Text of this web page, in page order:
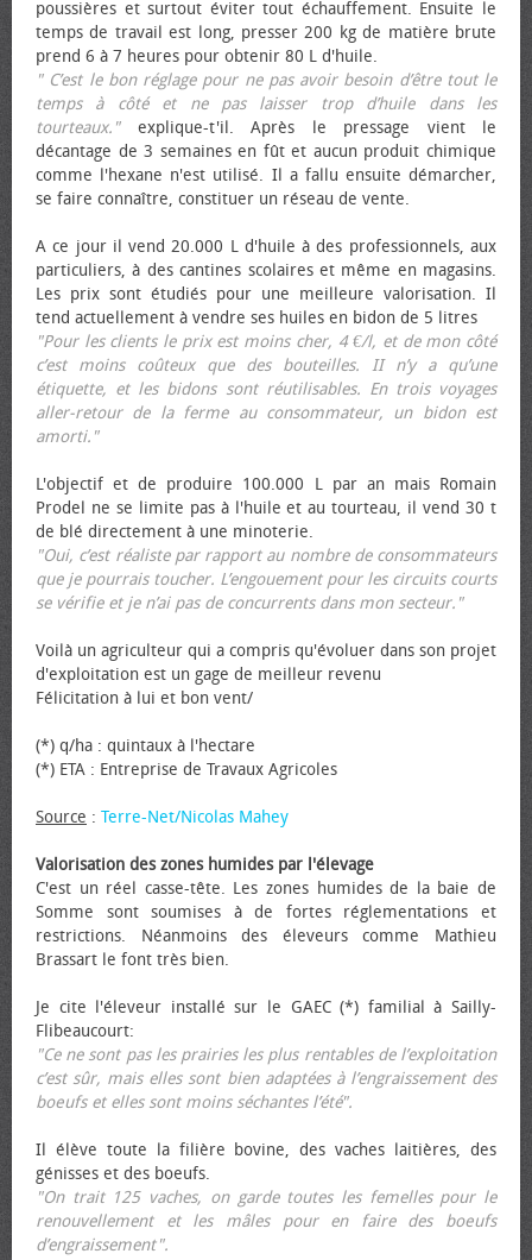
poussières et surtout éviter tout échauffement. Ensuite le
temps de travail est long, presser 200 kg de matière brute
prend 6 à 7 heures pour obtenir 80 L d'huile.
" C’est le bon réglage pour ne pas avoir besoin d’être tout le
temps à côté et ne pas laisser trop d’huile dans les
tourteaux."explique-t'il. Après le pressage vient le
décantage de 3 semaines en fût et aucun produit chimique
comme l'hexane n'est utilisé. Il a fallu ensuite démarcher,
se faire connaître, constituer un réseau de vente.
A ce jour il vend 20.000 L d'huile à des professionnels, aux
particuliers, à des cantines scolaires et même en magasins.
Les prix sont étudiés pour une meilleure valorisation. Il
tend actuellement à vendre ses huiles en bidon de 5 litres
"Pour les clients le prix est moins cher, 4 €/l, et de mon côté
c’est moins coûteux que des bouteilles. II n’y a qu’une
étiquette, et les bidons sont réutilisables. En trois voyages
aller-retour de la ferme au consommateur, un bidon est
amorti."
L'objectif et de produire 100.000 L par an mais Romain
Prodel ne se limite pas à l'huile et au tourteau, il vend 30 t
de blé directement à une minoterie.
"Oui, c’est réaliste par rapport au nombre de consommateurs
que je pourrais toucher. L’engouement pour les circuits courts
se vérifie et je n’ai pas de concurrents dans mon secteur."
Voilà un agriculteur qui a compris qu'évoluer dans son projet
d'exploitation est un gage de meilleur revenu
Félicitation à lui et bon vent/
(*) q/ha : quintaux à l'hectare
(*) ETA : Entreprise de Travaux Agricoles
Source : Terre-Net/Nicolas Mahey
Valorisation des zones humides par l'élevage
C'est un réel casse-tête. Les zones humides de la baie de
Somme sont soumises à de fortes réglementations et
restrictions. Néanmoins des éleveurs comme Mathieu
Brassart le font très bien.
Je cite l'éleveur installé sur le GAEC (*) familial à Sailly-
Flibeaucourt:
"Ce ne sont pas les prairies les plus rentables de l’exploitation
c’est sûr, mais elles sont bien adaptées à l’engraissement des
bœufs et elles sont moins séchantes l’été".
Il élève toute la filière bovine, des vaches laitières, des
génisses et des bœufs.
"On trait 125 vaches, on garde toutes les femelles pour le
renouvellement et les mâles pour en faire des bœufs
d’engraissement".